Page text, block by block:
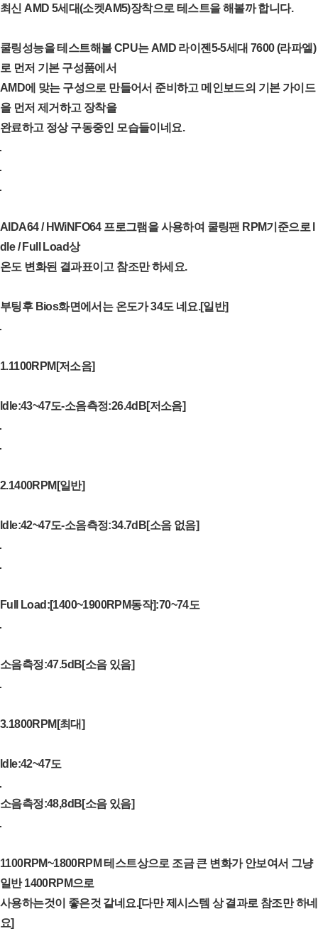
최신 AMD 5세대(소켓AM5)장착으로 테스트을 해볼까 합니다.
쿨링성능을 테스트해볼 CPU는 AMD 라이젠5-5세대 7600 (라파엘)
로 먼저 기본 구성품에서
AMD에 맞는 구성으로 만들어서 준비하고 메인보드의 기본 가이드
을 먼저 제거하고 장착을
완료하고 정상 구동중인 모습들이네요.
AIDA64 / HWiNFO64 프로그램을 사용하여 쿨링팬 RPM기준으로 l
dle / Full Load상
온도 변화된 결과표이고 참조만 하세요.
부팅후 Bios화면에서는 온도가 34도 네요.[일반]
1.1100RPM[저소음]
ldle:43~47도-소음측정:26.4dB[저소음]
2.1400RPM[일반]
ldle:42~47도-소음측정:34.7dB[소음 없음]
Full Load:[1400~1900RPM동작]:70~74도
소음측정:47.5dB[소음 있음]
3.1800RPM[최대]
ldle:42~47도
소음측정:48,8dB[소음 있음]
1100RPM~1800RPM 테스트상으로 조금 큰 변화가 안보여서 그냥
일반 1400RPM으로
사용하는것이 좋은것 같네요.[다만 제시스템 상 결과로 참조만 하네
요]